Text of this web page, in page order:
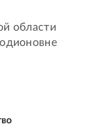
области